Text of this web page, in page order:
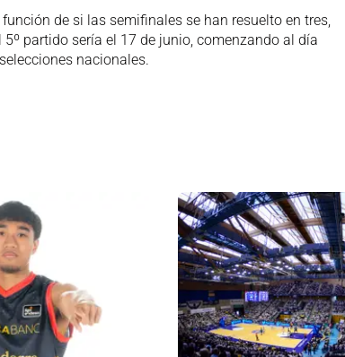
de si las semifinales se han resuelto en tres,
partido sería el 17 de junio, comenzando al día
nacionales.